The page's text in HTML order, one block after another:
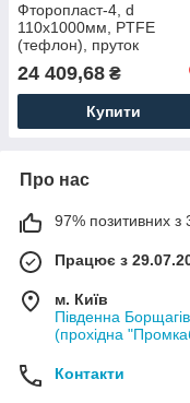
Фторопласт-4, d
110х1000мм, PTFE
(тефлон), пруток
24 409,68 ₴
Купити
Про нас
97% позитивних з
Працює з
м. Київ
Південна
(прохідна
Контакти